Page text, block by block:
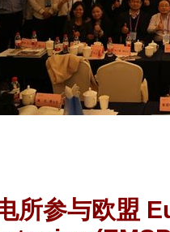
所参与欧盟